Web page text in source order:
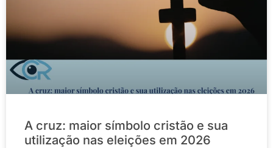
A cruz: maior símbolo cristão e sua
utilização nas eleições em 2026